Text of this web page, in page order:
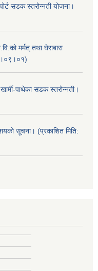
सडक स्तरोन्नती योजना।
मर्मत् तथा घेराबारा
पाथेका सडक स्तरोन्नती।
सूचना। (प्रकाशित मिति: